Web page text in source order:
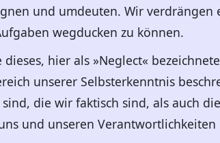
und umdeuten. Wir verdrängen
wegducken zu können.
dieses, hier als »Neglect«
unserer Selbsterkenntnis
die wir faktisch sind, als auch
und unseren